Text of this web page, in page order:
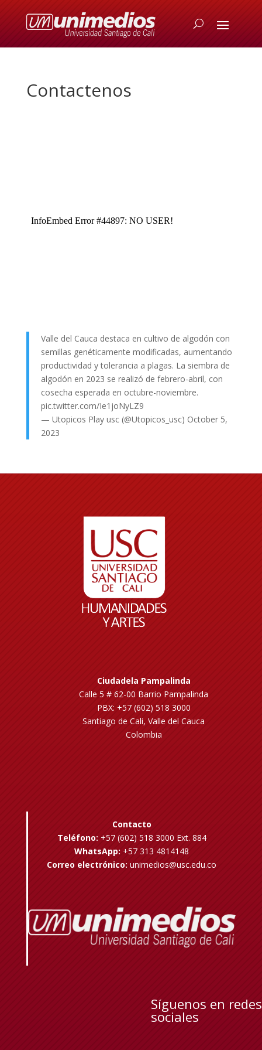
Contactenos
Valle del Cauca destaca en cultivo de algodón con
semillas genéticamente modificadas, aumentando
productividad y tolerancia a plagas. La siembra de
algodón en 2023 se realizó de febrero-abril, con
cosecha esperada en octubre-noviembre.
pic.twitter.com/Ie1joNyLZ9
— Utopicos Play usc (@Utopicos_usc) October 5,
2023
Ciudadela Pampalinda
Calle 5 # 62-00 Barrio Pampalinda
PBX: +57 (602) 518 3000
Santiago de Cali, Valle del Cauca
Colombia
Contacto
Teléfono: +57 (602) 518 3000 Ext. 884
WhatsApp: +57 313 4814148
Correo electrónico: unimedios@usc.edu.co
Síguenos en redes
sociales